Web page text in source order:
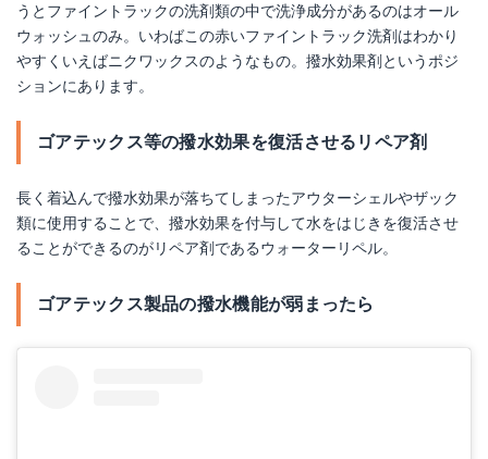
うとファイントラックの洗剤類の中で洗浄成分があるのはオール
ウォッシュのみ。いわばこの赤いファイントラック洗剤はわかり
やすくいえばニクワックスのようなもの。撥水効果剤というポジ
ションにあります。
ゴアテックス等の撥水効果を復活させるリペア剤
長く着込んで撥水効果が落ちてしまったアウターシェルやザック
類に使用することで、撥水効果を付与して水をはじきを復活させ
ることができるのがリペア剤であるウォーターリペル。
ゴアテックス製品の撥水機能が弱まったら